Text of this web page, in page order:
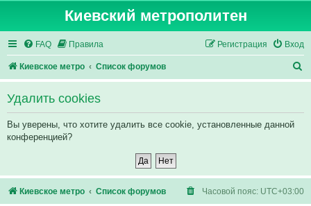
Киевский метрополитен
FAQ Правила Вход
Регистрация
Киевское метро Список форумов
о
Удалить cookies
Вы уверены, что хотите удалить все cookie, установленные данной
конференцией?
Киевское метро Список форумов Часовой пояс: UTC+03:00